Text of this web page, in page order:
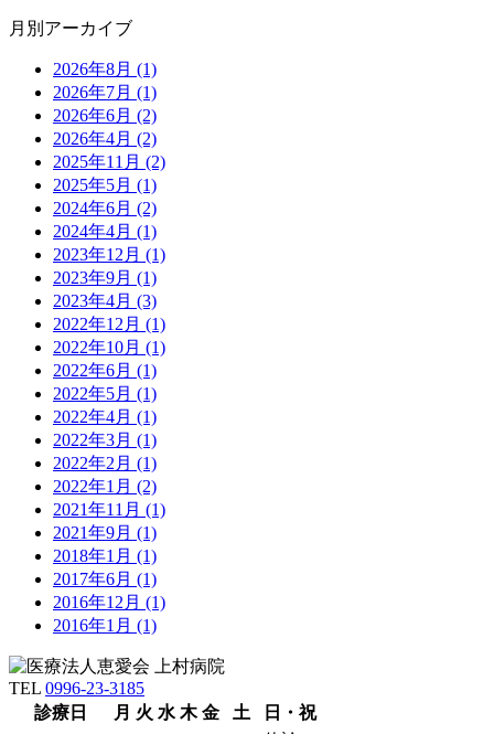
月別アーカイブ
2026年8月 (1)
2026年7月 (1)
2026年6月 (2)
2026年4月 (2)
2025年11月 (2)
2025年5月 (1)
2024年6月 (2)
2024年4月 (1)
2023年12月 (1)
2023年9月 (1)
2023年4月 (3)
2022年12月 (1)
2022年10月 (1)
2022年6月 (1)
2022年5月 (1)
2022年4月 (1)
2022年3月 (1)
2022年2月 (1)
2022年1月 (2)
2021年11月 (1)
2021年9月 (1)
2018年1月 (1)
2017年6月 (1)
2016年12月 (1)
2016年1月 (1)
TEL 0996-23-3185
診療日
月 火 水 木 金 土
日・祝